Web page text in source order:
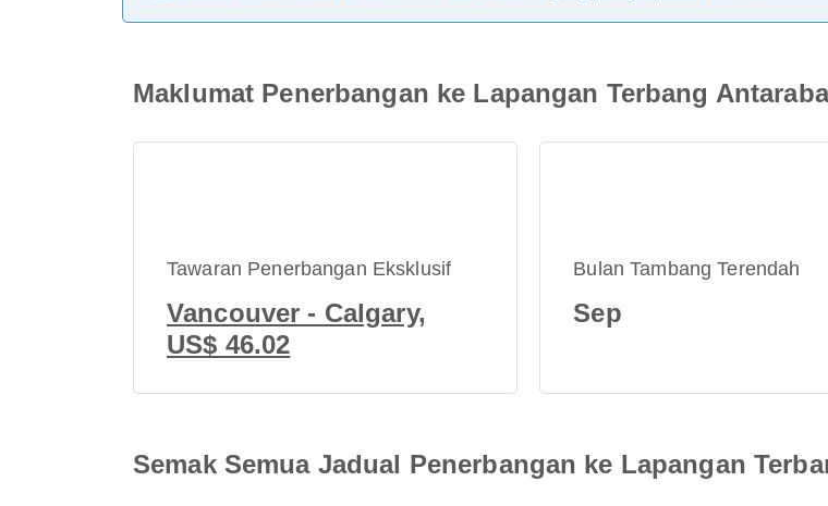
Maklumat Penerbangan ke Lapangan Terbang
Tawaran Penerbangan Eksklusif
Vancouver - Calgary,
US$ 46.02
Bulan Tambang Terendah
Sep
Semak Semua Jadual Penerbangan ke Lapangan